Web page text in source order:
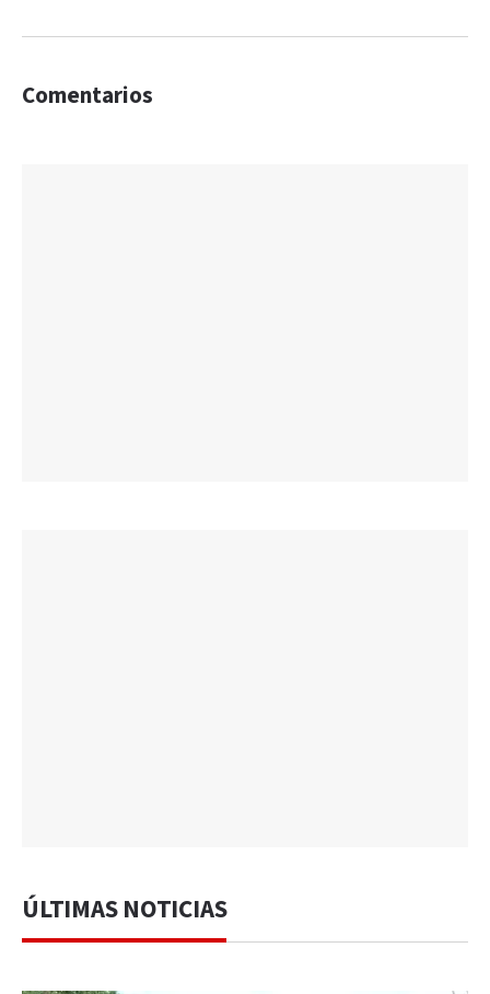
Comentarios
ÚLTIMAS NOTICIAS